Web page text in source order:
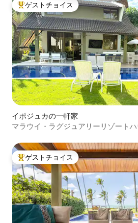
大好評のゲストチョイスです。
ゲストチョイス
イポジュカの一軒家
マラウイ・ラグジュアリーリゾートハ
大好評のゲストチョイスです。
ゲストチョイス